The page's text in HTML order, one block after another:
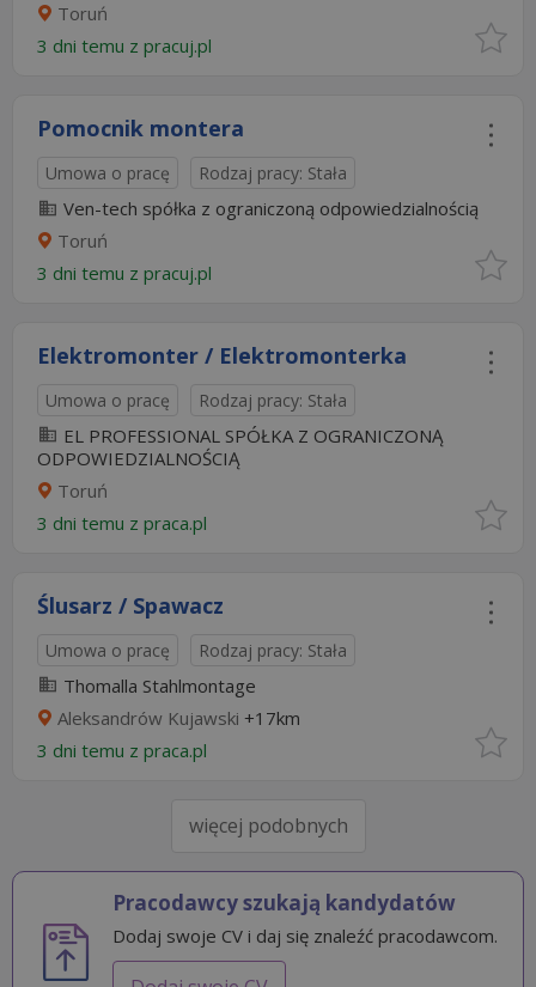
Toruń
3 dni temu z pracuj.pl
Pomocnik montera
Umowa o pracę Rodzaj pracy: Stała
Ven-tech spółka z ograniczoną odpowiedzialnością
Toruń
3 dni temu z pracuj.pl
Elektromonter / Elektromonterka
Umowa o pracę Rodzaj pracy: Stała
EL PROFESSIONAL SPÓŁKA Z OGRANICZONĄ
ODPOWIEDZIALNOŚCIĄ
Toruń
3 dni temu z praca.pl
Ślusarz / Spawacz
Umowa o pracę Rodzaj pracy: Stała
Thomalla Stahlmontage
Aleksandrów Kujawski +17km
3 dni temu z praca.pl
więcej podobnych
Pracodawcy szukają kandydatów
Dodaj swoje CV i daj się znaleźć pracodawcom.